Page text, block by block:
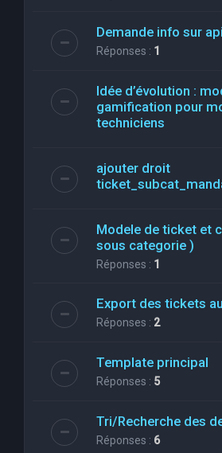
Demande info sur api
Réponses : 1
Idée d’évolution :
gamification pour
techniciens
ajouter droit
Modele de ticket et
sous categorie )
Réponses : 1
Export des tickets
Réponses : 2
Template principal
Réponses : 5
Tri/Recherche des
Réponses : 6